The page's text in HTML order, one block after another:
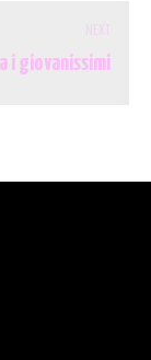
i giovanissimi